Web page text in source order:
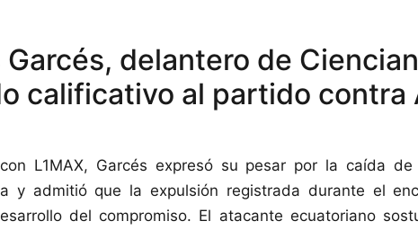
Garcés, delantero de
calificativo al partido contra
L1MAX, Garcés expresó su pesar por la caída
y admitió que la expulsión registrada durante el
del compromiso. El atacante ecuatoriano